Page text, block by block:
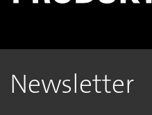
Newsletter